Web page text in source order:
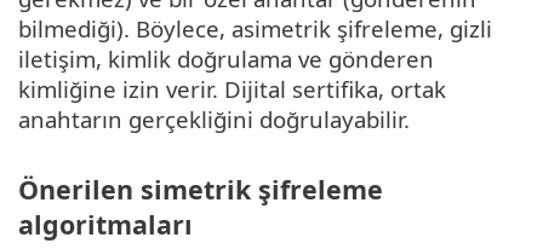
bilmediği). Böylece, asimetrik şifreleme, gizli
iletişim, kimlik doğrulama ve gönderen
kimliğine izin verir. Dijital sertifika, ortak
anahtarın gerçekliğini doğrulayabilir.
Önerilen simetrik şifreleme
algoritmaları